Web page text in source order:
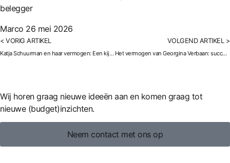
belegger
Marco 26 mei 2026
< VORIG ARTIKEL
Katja Schuurman en haar vermogen: Een kijkje in haar financiële wereld
VOLGEND ARTIKEL >
Het vermogen van Georgina Verbaan: succes, huizen en inkomsten
Wij horen graag nieuwe ideeën aan en komen graag tot
nieuwe (budget)inzichten.
Neem contact met ons op